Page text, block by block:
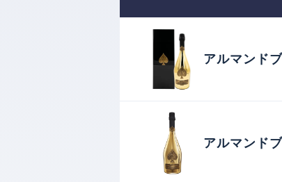
アルマンド
アルマンド